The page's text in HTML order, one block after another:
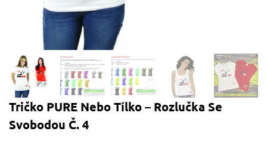
Tričko PURE Nebo Tílko – Rozlučka Se
Svobodou Č. 4